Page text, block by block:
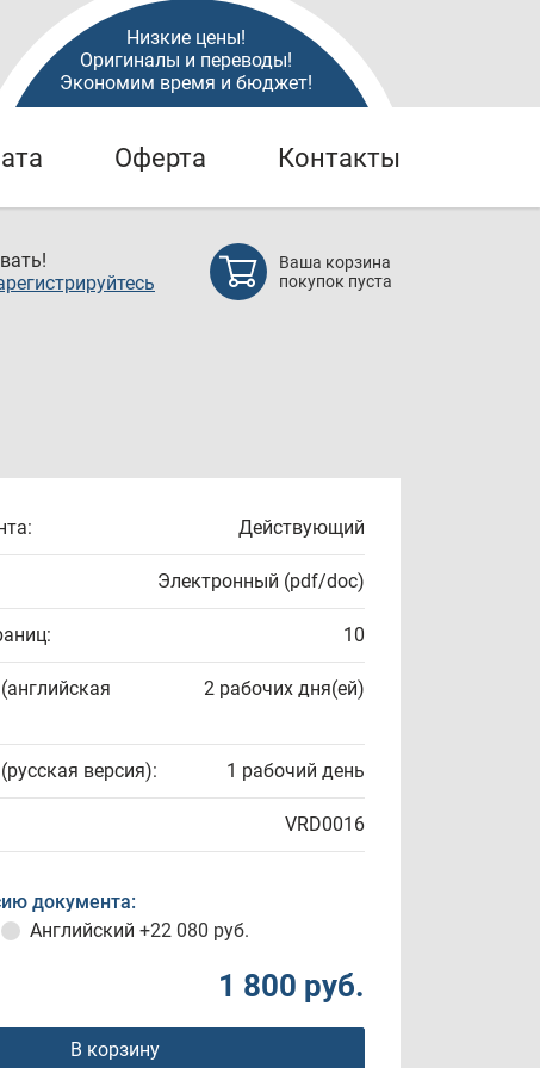
Низкие цены!
Оригиналы и переводы!
Экономим время и бюджет!
Оферта Контакты
Ваша корзина
покупок пуста
Действующий
Электронный (pdf/doc)
10
2 рабочих дня(ей)
версия): 1 рабочий день
VRD0016
документа:
Английский +22 080 руб.
1 800 руб.
В корзину